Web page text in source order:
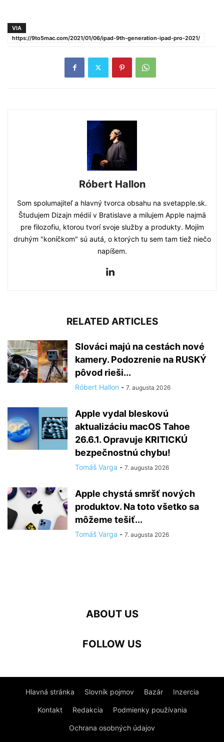
VIA
https://9to5mac.com/2021/01/06/ipad-9th-generation-ipad-pro-2021/
Róbert Hallon
Som spolumajiteľ a hlavný tvorca obsahu na svetapple.sk.
Študujem Dizajn médií v Bratislave a milujem Apple najmä
pre filozofiu, ktorou tvorí svoje služby a produkty. Mojím
druhým "koníčkom" sú autá, o ktorých tu sem tam tiež niečo
napíšem.
RELATED ARTICLES
Slováci majú na cestách nové
kamery. Podozrenie na RUSKÝ
pôvod rieši...
Róbert Hallon - 7. augusta 2026
Apple vydal bleskovú
aktualizáciu macOS Tahoe
26.6.1. Opravuje KRITICKÚ
bezpečnostnú chybu!
Tomáš Varga - 7. augusta 2026
Apple chystá smršť nových
produktov. Na toto všetko sa
môžeme tešiť...
Tomáš Varga - 7. augusta 2026
ABOUT US
FOLLOW US
Hlavná stránka Slovník pojmov Bazár Inzercia
Kontakt Redakcia Podmienky používania
Ochrana osobných údajov